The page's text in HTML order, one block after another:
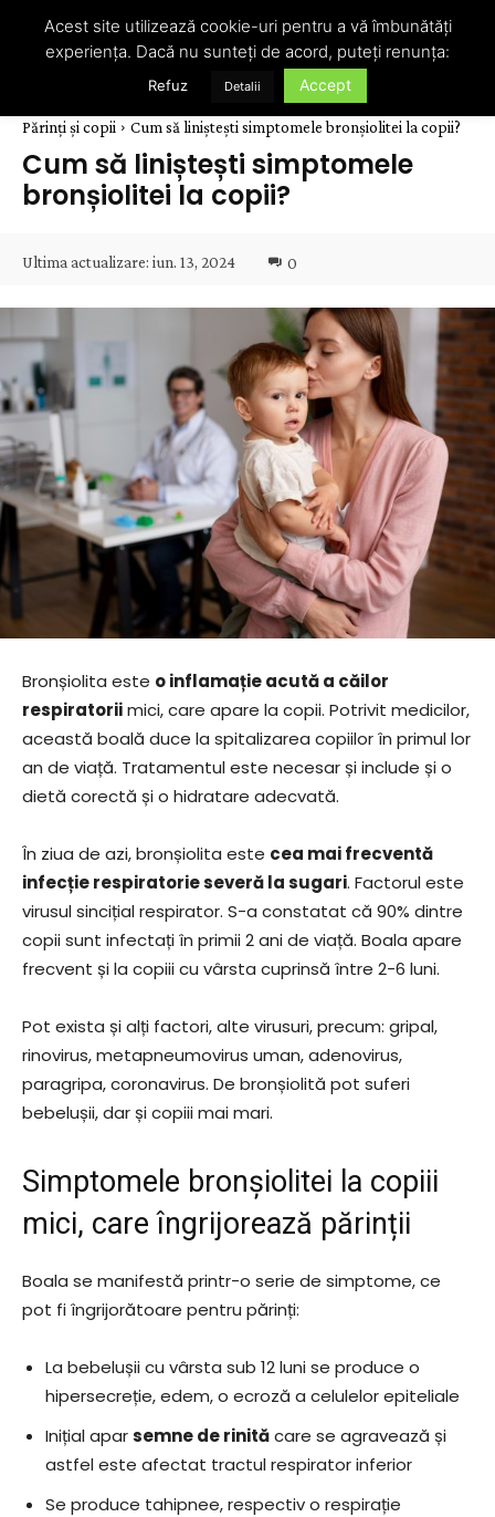
Părinți și copii Cum să liniștești simptomele bronșiolitei la copii?
Cum să liniștești simptomele
bronșiolitei la copii?
Ultima actualizare: iun. 13, 2024 0
Bronșiolita este o inflamație acută a căilor
respiratoriimici, care apare la copii. Potrivit medicilor,
această boală duce la spitalizarea copiilor în primul lor
an de viață. Tratamentul este necesar și include și o
dietă corectă și o hidratare adecvată.
În ziua de azi, bronșiolita este cea mai frecventă
infecție respiratorie severă la sugari. Factorul este
virusul sincițial respirator. S-a constatat că 90% dintre
copii sunt infectați în primii 2 ani de viață. Boala apare
frecvent și la copiii cu vârsta cuprinsă între 2-6 luni.
Pot exista și alți factori, alte virusuri, precum: gripal,
rinovirus, metapneumovirus uman, adenovirus,
paragripa, coronavirus. De bronșiolită pot suferi
bebelușii, dar și copiii mai mari.
Simptomele bronșiolitei la copiii
mici, care îngrijorează părinții
Boala se manifestă printr-o serie de simptome, ce
pot fi îngrijorătoare pentru părinți:
La bebelușii cu vârsta sub 12 luni se produce o
hipersecreție, edem, o ecroză a celulelor epiteliale
Inițial aparsemne de rinităcare se agravează și
astfel este afectat tractul respirator inferior
Se produce tahipnee, respectiv o respirație
Acest site utilizează cookie-uri pentru a vă îmbunătăți
experiența. Dacă nu sunteți de acord, puteți renunța:
Refuz Detalii Accept